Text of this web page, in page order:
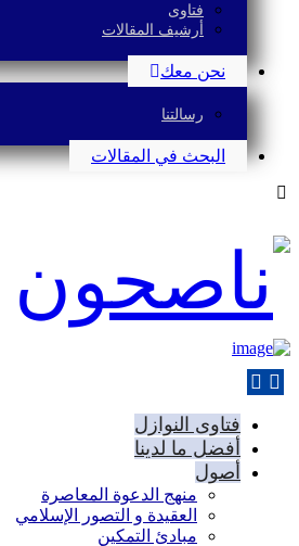
فتاوى
أرشيف المقالات
نحن معك
رسالتنا
البحث في المقالات
فتاوى النوازل
أفضل ما لدينا
أصول
منهج الدعوة المعاصرة
العقيدة و التصور الإسلامي
مبادئ التمكين